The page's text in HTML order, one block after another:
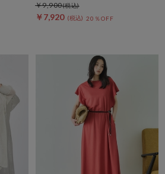
￥7,920 20％OFF
￥9,900